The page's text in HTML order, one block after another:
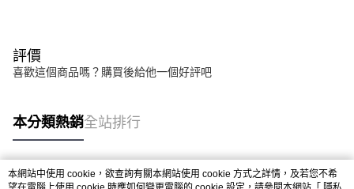
評價
喜歡這個商品嗎？購買後給他一個好評吧
本分類熱銷全站排行
熱門標籤
本網站中使用 cookie，欲查詢有關本網站使用 cookie 方式之詳情，及若您不希